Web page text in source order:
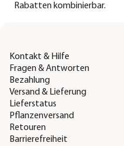
Rabatten kombinierbar.
Kontakt & Hilfe
Fragen & Antworten
Bezahlung
Versand & Lieferung
Lieferstatus
Pflanzenversand
Retouren
Barrierefreiheit